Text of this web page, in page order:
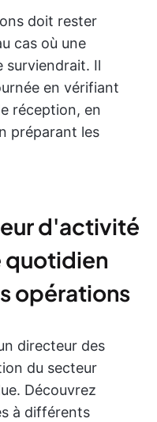
doit rester
cas où une
surviendrait. Il
en vérifiant
réception, en
préparant les
d'activité
quotidien
opérations
directeur des
du secteur
Découvrez
à différents